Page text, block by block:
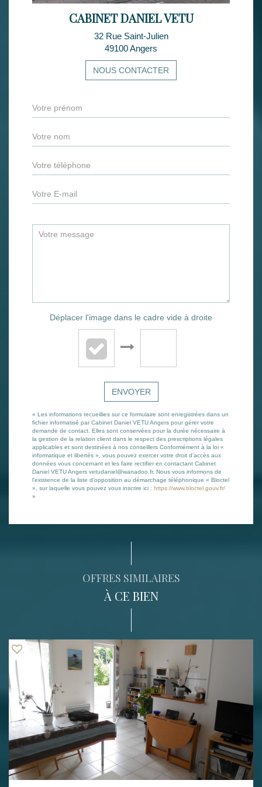
CABINET DANIEL VETU
32 Rue Saint-Julien
49100 Angers
NOUS CONTACTER
Déplacer l'image dans le cadre vide à droite
ENVOYER
« Les informations recueillies sur ce formulaire sont enregistrées dans un
fichier informatisé par Cabinet Daniel VETU Angers pour gérer votre
demande de contact. Elles sont conservées pour la durée nécessaire à
la gestion de la relation client dans le respect des prescriptions légales
applicables et sont destinées à nos conseillers Conformément à la loi «
informatique et libertés », vous pouvez exercer votre droit d'accès aux
données vous concernant et les faire rectifier en contactant Cabinet
Daniel VETU Angers vetudaniel@wanadoo.fr. Nous vous informons de
l'existence de la liste d'opposition au démarchage téléphonique « Bloctel
», sur laquelle vous pouvez vous inscrire ici : https://www.bloctel.gouv.fr/
»
OFFRES SIMILAIRES
À CE BIEN